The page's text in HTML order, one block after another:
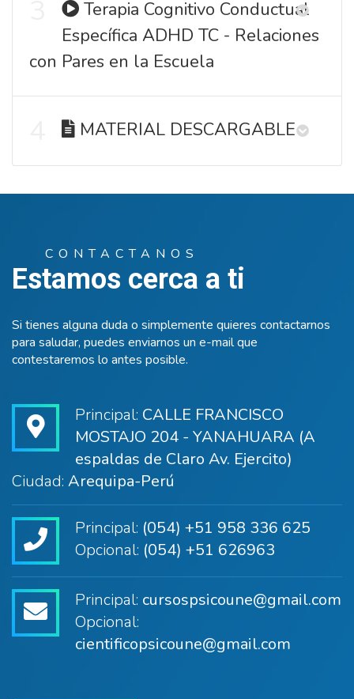
Específica ADHD TC - Relaciones
con Pares en la Escuela
MATERIAL DESCARGABLE
CONTACTANOS
Estamos cerca a ti
Si tienes alguna duda o simplemente quieres contactarnos
para saludar, puedes enviarnos un e-mail que
contestaremos lo antes posible.
Principal: CALLE FRANCISCO
MOSTAJO 204 - YANAHUARA (A
espaldas de Claro Av. Ejercito)
Ciudad: Arequipa-Perú
Principal: (054) +51 958 336 625
Opcional: (054) +51 626963
Principal: cursospsicoune@gmail.com
Opcional:
cientificopsicoune@gmail.com